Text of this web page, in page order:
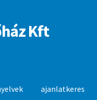
Kft
ajanlatkeres